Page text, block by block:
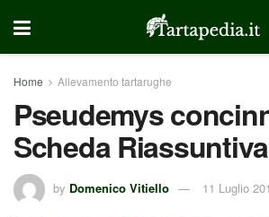
Home Allevamento tartarughe
Pseudemys
Scheda Riassuntiva
by Domenico Vitiello 11 Luglio